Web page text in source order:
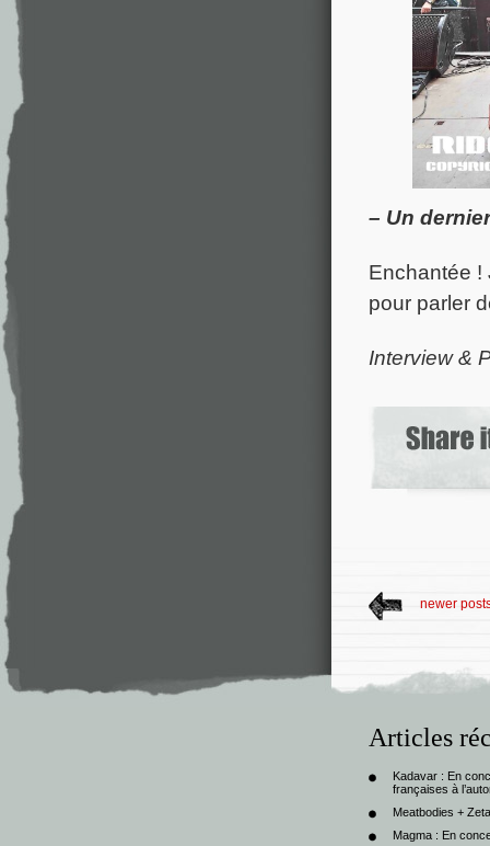
– Un
Enchantée !
pour parler
Interview &
newer
Articles
Kadavar : En
françaises à
Meatbodies +
Magma : En